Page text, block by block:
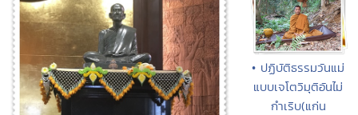
• ปฏิบัติธรรมวันแม่
แบบเจโตวิมุติอันไม่
กำเริบ(แก่น